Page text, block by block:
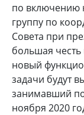
по включению
группу по
Совета при
большая честь
новый
задачи будут
занимавший
ноября 2020